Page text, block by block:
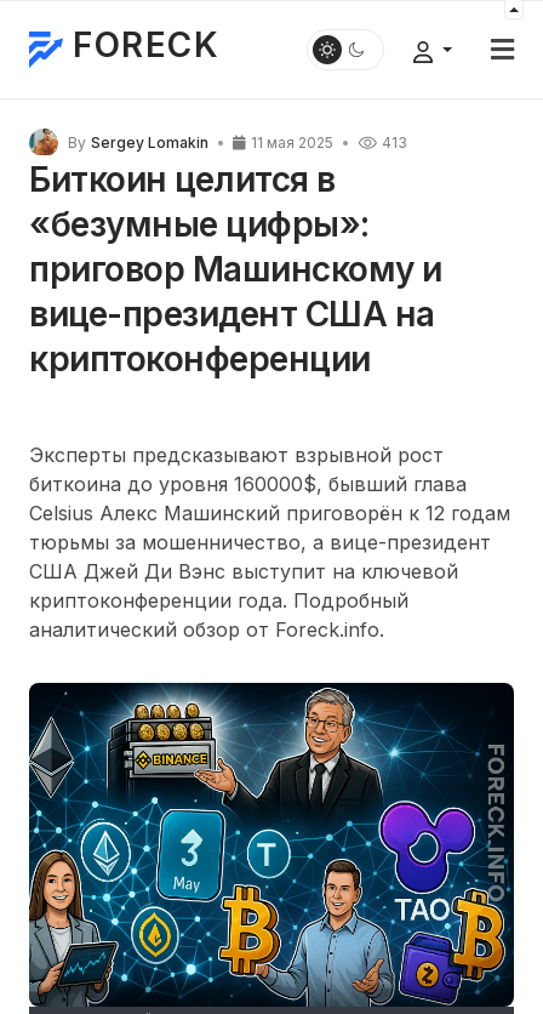
FORECK
By Sergey Lomakin 11 мая 2025 413
Биткоин целится в
«безумные цифры»:
приговор Машинскому и
вице-президент США на
криптоконференции
Эксперты предсказывают взрывной рост
биткоина до уровня 160000$, бывший глава
Celsius Алекс Машинский приговорён к 12 годам
тюрьмы за мошенничество, а вице-президент
США Джей Ди Вэнс выступит на ключевой
криптоконференции года. Подробный
аналитический обзор от Foreck.info.